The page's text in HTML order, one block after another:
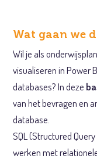
Wat gaan we
Wil je als
visualiseren in Power
databases? In deze
van het bevragen en
database.
SQL (Structured
werken met